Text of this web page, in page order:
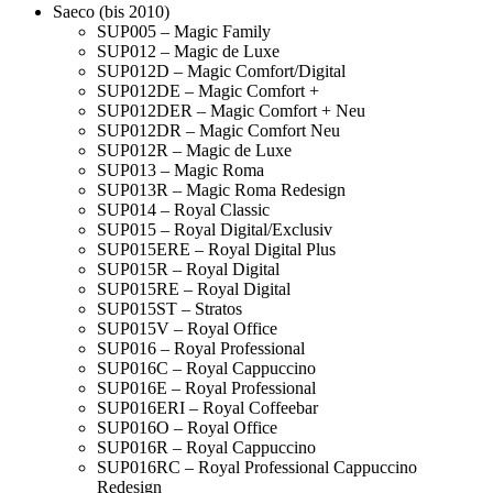
Saeco (bis 2010)
SUP005 – Magic Family
SUP012 – Magic de Luxe
SUP012D – Magic Comfort/Digital
SUP012DE – Magic Comfort +
SUP012DER – Magic Comfort + Neu
SUP012DR – Magic Comfort Neu
SUP012R – Magic de Luxe
SUP013 – Magic Roma
SUP013R – Magic Roma Redesign
SUP014 – Royal Classic
SUP015 – Royal Digital/Exclusiv
SUP015ERE – Royal Digital Plus
SUP015R – Royal Digital
SUP015RE – Royal Digital
SUP015ST – Stratos
SUP015V – Royal Office
SUP016 – Royal Professional
SUP016C – Royal Cappuccino
SUP016E – Royal Professional
SUP016ERI – Royal Coffeebar
SUP016O – Royal Office
SUP016R – Royal Cappuccino
SUP016RC – Royal Professional Cappuccino
Redesign